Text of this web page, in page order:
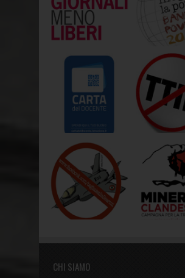
CHI SIAMO